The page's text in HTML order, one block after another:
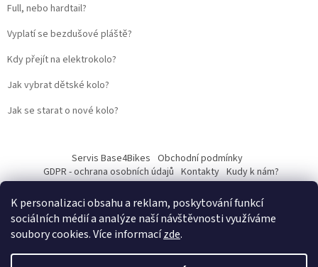
K personalizaci obsahu a reklam, poskytování funkcí
sociálních médií a analýze naší návštěvnosti využíváme
soubory cookies. Více informacízde.
Full, nebo hardtail?
Vyplatí se bezdušové pláště?
Kdy přejít na elektrokolo?
Jak vybrat dětské kolo?
Jak se starat o nové kolo?
Servis Base4Bikes Obchodní podmínky
GDPR - ochrana osobních údajů Kontakty Kudy k nám?
Vytvořil Shoptet